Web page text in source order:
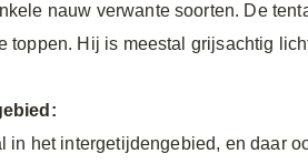
nauw verwante soorten. De
toppen. Hij is meestal grijsachtig
in het intergetijdengebied, en daar